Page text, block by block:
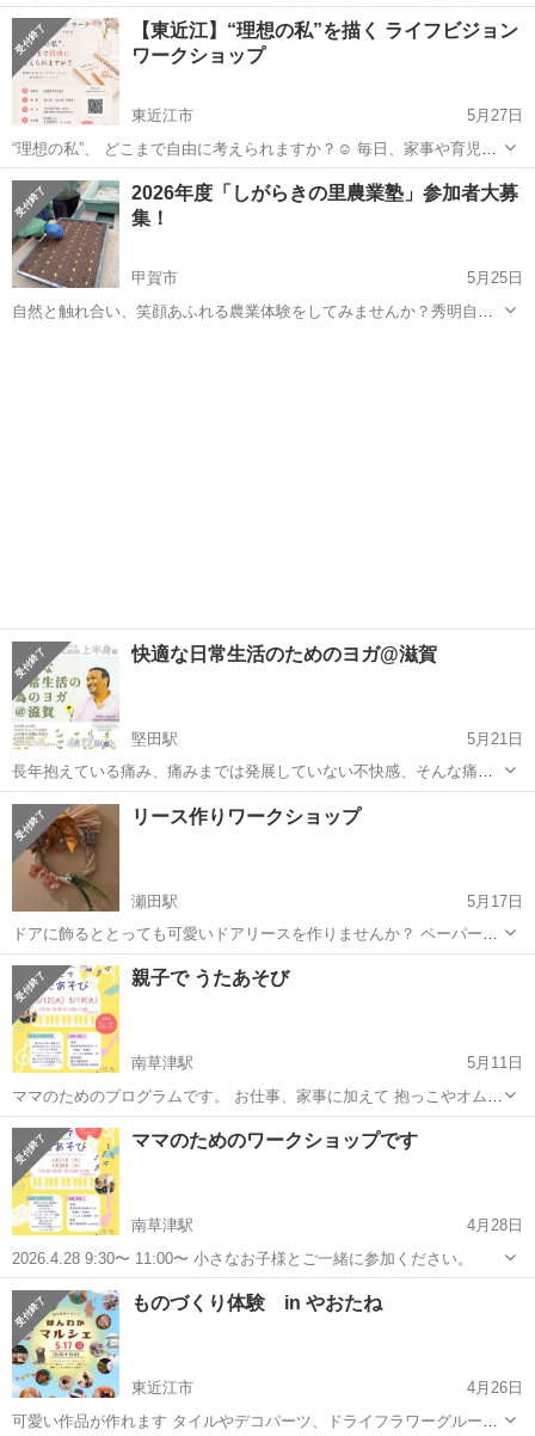
市宮田町702 体験料1500円〜(作る物によってお値段かわります) 事前
予約制 05071225330 mail:colorful...
滋賀 彦根市 ワークショップ マクラメ
【東近江】“理想の私”を描く ライフビジョン
ワークショップ
東近江市
5月27日
“理想の私”、 どこまで自由に考えられますか？☺️ 毎日、家事や育児、
仕事に追われていると、 自分のことを後回しにしてしまいがち。 この
ワークショップでは、 “理想の私”や 「本当はどうしたい？」 をゆ...
滋賀 東近江市 ワークショップ 少人数
2026年度「しがらきの里農業塾」参加者大募
集！
甲賀市
5月25日
自然と触れ合い、笑顔あふれる農業体験をしてみませんか？秀明自然
快適な日常生活のためのヨガ@滋賀
堅田駅
5月21日
長年抱えている痛み、痛みまでは発展していない不快感、そんな痛み
や不快感と一生付き合っていかなければならない、と思っている滋賀
の皆さんにヨガという解決法を授ける4時間。今回の標的は上半身の上
部、つまり、背骨上部と繋がる肩甲骨か...
滋賀 守山市 堅田駅 ワークショップ
リース作りワークショップ
瀬田駅
5月17日
ドアに飾るととっても可愛いドアリースを作りませんか？ ペーパーリ
ースと造花で創るので、時間が経っても、綺麗な形と色を保ちます。
使いたい材料やリボンなどがあれば持参下さい。 楽しく制作しなが
ら、色々お話ししましょうね。お悩み相...
滋賀 大津市 瀬田駅 ワークショップ
親子で うたあそび
南草津駅
5月11日
ママのためのプログラムです。 お仕事、家事に加えて 抱っこやオムツ
替えなどで 身体に負担かかってませんか？ そんなママの身体を リフ
レッシュする時間です
滋賀 草津市 南草津駅 ワークショップ ママ
ママのためのワークショップです
南草津駅
4月28日
2026.4.28 9:30〜 11:00〜 小さなお子様とご一緒に参加ください。
滋賀 草津市 南草津駅 ワークショップ
ものづくり体験 in やおたね
東近江市
4月26日
可愛い作品が作れます タイルやデコパーツ、ドライフラワーグルーガ